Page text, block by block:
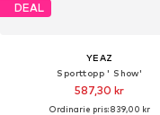
DEAL
YEAZ
Sporttopp ' Show'
587,30 kr
Ordinarie pris: 839,00 kr